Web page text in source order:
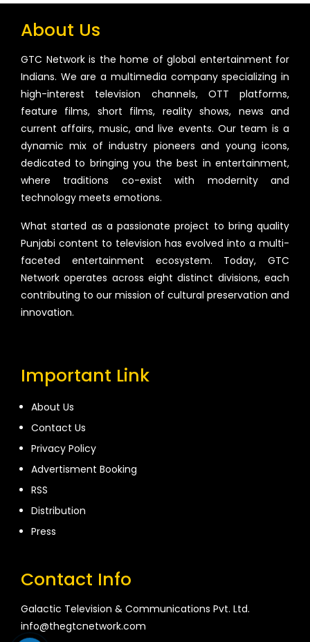
About Us
GTC Network is the home of global entertainment for
Indians. We are a multimedia company specializing in
high-interest television channels, OTT platforms,
feature films, short films, reality shows, news and
current affairs, music, and live events. Our team is a
dynamic mix of industry pioneers and young icons,
dedicated to bringing you the best in entertainment,
where traditions co-exist with modernity and
technology meets emotions.
What started as a passionate project to bring quality
Punjabi content to television has evolved into a multi-
faceted entertainment ecosystem. Today, GTC
Network operates across eight distinct divisions, each
contributing to our mission of cultural preservation and
innovation.
Important Link
About Us
Contact Us
Privacy Policy
Advertisment Booking
RSS
Distribution
Press
Contact Info
Galactic Television & Communications Pvt. Ltd.
info@thegtcnetwork.com